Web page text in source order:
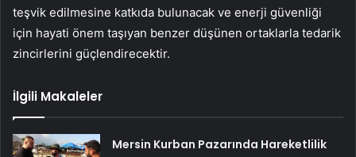
teşvik edilmesine katkıda bulunacak ve enerji güvenliği
için hayati önem taşıyan benzer düşünen ortaklarla tedarik
zincirlerini güçlendirecektir.
İlgili Makaleler
Mersin Kurban Pazarında Hareketlilik